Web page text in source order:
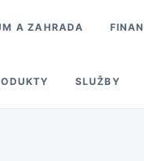
A ZAHRADA
SLUŽBY